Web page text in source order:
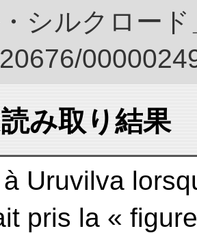
シルクロー
み取り結果
Uruvilva
pris la « figure